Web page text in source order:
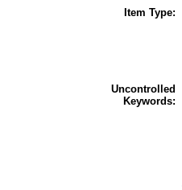
Item Type:
Uncontrolled
Keywords: